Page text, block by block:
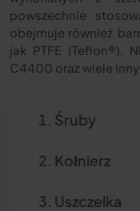
powszechnie
obejmuje również
jak PTFE (Teflon®),
C4400 oraz wiele
Śruby
Kołnierz
Uszczelka